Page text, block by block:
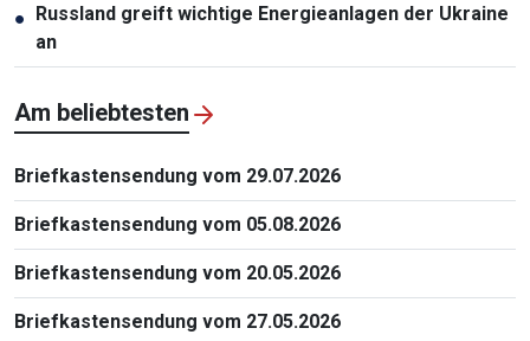
● Russland greift wichtige Energieanlagen der Ukraine
an
Am beliebtesten
Briefkastensendung vom 29.07.2026
Briefkastensendung vom 05.08.2026
Briefkastensendung vom 20.05.2026
Briefkastensendung vom 27.05.2026